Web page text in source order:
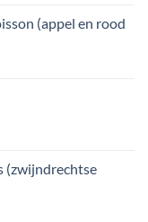
(appel en rood
(zwijndrechtse